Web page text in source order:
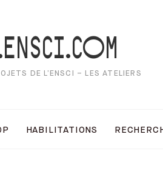
DE L’ENSCI – LES ATELIERS
HABILITATIONS